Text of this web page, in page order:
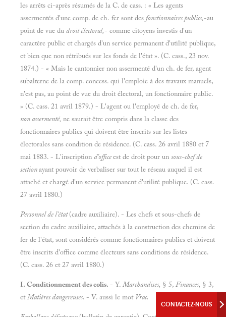
les arrêts ci-après résumés de la C. de cass. : « Les agents
assermentés d'une comp. de ch. fer sont des fonctionnaires publics,-au
point de vue du droit électoral,- comme citoyens investis d'un
caractère public et chargés d'un service permanent d'utilité publique,
et bien que non rétribués sur les fonds de l'état ». (C. cass., 23 nov.
1874.) - « Mais le cantonnier non assermenté d'un ch. de fer, agent
subalterne de la comp. concess. qui l'emploie à des travaux manuels,
n'est pas, au point de vue du droit électoral, un fonctionnaire public.
» (C. cass. 21 avril 1879.) - L'agent ou l'employé de ch. de fer,
non assermenté, ne saurait être compris dans la classe des
fonctionnaires publics qui doivent être inscrits sur les listes
électorales sans condition de résidence. (C. cass. 26 avril 1880 et 7
mai 1883. - L'inscription d'officeest de droit pour un sous-chef de
sectionayant pouvoir de verbaliser sur tout le réseau auquel il est
attaché et chargé d'un service permanent d'utilité publique. (C. cass.
27 avril 1880.)
Personnel de l'état (cadre auxiliaire). - Les chefs et sous-chefs de
section du cadre auxiliaire, attachés à la construction des chemins de
fer de l'état, sont considérés comme fonctionnaires publics et doivent
être inscrits d'office comme électeurs sans conditions de résidence.
(C. cass. 26 et 27 avril 1880.)
I. Conditionnement des colis. - Y. Marchandises, § 5, Finances, § 3,
etMatières dangereuses. - V. aussi le mot Vrac.
CONTACTEZ-NOUS